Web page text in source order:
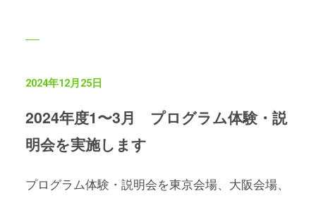
2024年12月25日
2024年度1〜3月 プログラム体験・説
明会を実施します
プログラム体験・説明会を東京会場、大阪会場、